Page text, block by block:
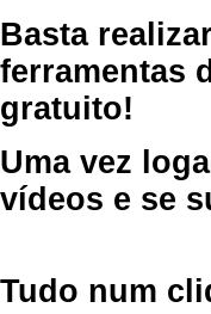
Basta
ferramentas
gratuito!
Uma vez
vídeos e se
Tudo num